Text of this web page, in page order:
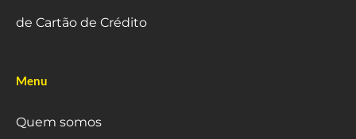
de Cartão de Crédito
Menu
Quem somos